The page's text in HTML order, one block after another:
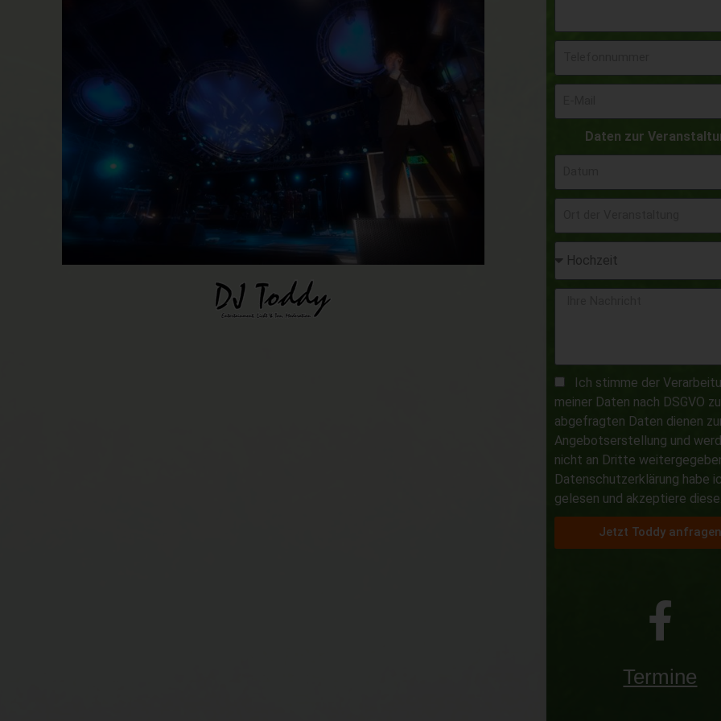
Daten zur
Ich stimme der
meiner Daten nach DSGVO
abgefragten Daten dienen
Angebotserstellung und
nicht an Dritte
Datenschutzerklärung habe
gelesen und akzeptiere
Jetzt Toddy anfragen
Termine